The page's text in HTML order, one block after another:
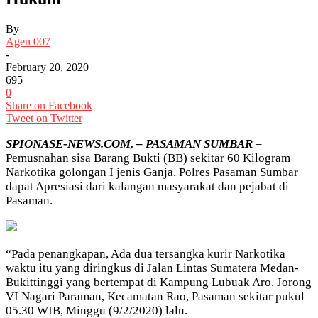
By
Agen 007
-
February 20, 2020
695
0
Share on Facebook
Tweet on Twitter
SPIONASE-NEWS.COM, – PASAMAN SUMBAR –
Pemusnahan sisa Barang Bukti (BB) sekitar 60 Kilogram
Narkotika golongan I jenis Ganja, Polres Pasaman Sumbar
dapat Apresiasi dari kalangan masyarakat dan pejabat di
Pasaman.
“Pada penangkapan, Ada dua tersangka kurir Narkotika
waktu itu yang diringkus di Jalan Lintas Sumatera Medan-
Bukittinggi yang bertempat di Kampung Lubuak Aro, Jorong
VI Nagari Paraman, Kecamatan Rao, Pasaman sekitar pukul
05.30 WIB, Minggu (9/2/2020) lalu.